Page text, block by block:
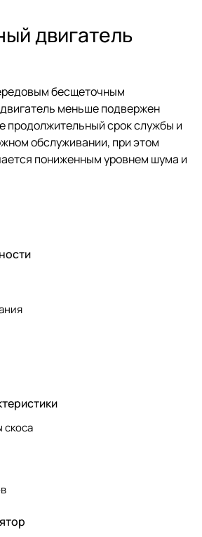
двигатель
бесщеточным
меньше подвержен
продолжительный срок службы и
обслуживании, при этом
пониженным уровнем шума и
скоса